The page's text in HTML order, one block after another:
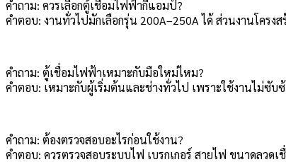
คำถาม: ควรเลือกตู้เชื่อมไฟฟ้ากี่แอมป์?
คำตอบ: งานทั่วไปมักเลือกรุ่น 200A–250A ได้ ส่วนงานโคร
คำถาม: ตู้เชื่อมไฟฟ้าเหมาะกับมือใหม่ไหม?
คำตอบ: เหมาะกับผู้เริ่มต้นและช่างทั่วไป เพราะใช้งานไม่ซั
คำถาม: ต้องตรวจสอบอะไรก่อนใช้งาน?
คำตอบ: ควรตรวจสอบระบบไฟ เบรกเกอร์ สายไฟ ขนาดลว